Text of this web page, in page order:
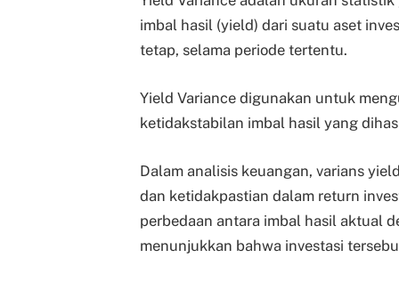
imbal hasil (yield) dari suatu aset
tetap, selama periode tertentu.
Yield Variance digunakan untuk
ketidakstabilan imbal hasil yang
Dalam analisis keuangan, varians
dan ketidakpastian dalam return
perbedaan antara imbal hasil aktual
menunjukkan bahwa investasi